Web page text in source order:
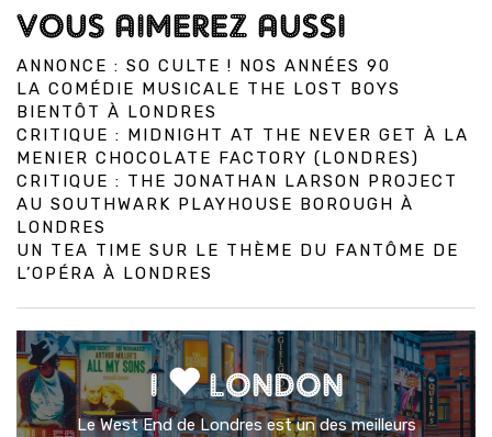
VOUS AIMEREZ AUSSI
ANNONCE : SO CULTE ! NOS ANNÉES 90
LA COMÉDIE MUSICALE THE LOST BOYS
BIENTÔT À LONDRES
CRITIQUE : MIDNIGHT AT THE NEVER GET À LA
MENIER CHOCOLATE FACTORY (LONDRES)
CRITIQUE : THE JONATHAN LARSON PROJECT
AU SOUTHWARK PLAYHOUSE BOROUGH À
LONDRES
UN TEA TIME SUR LE THÈME DU FANTÔME DE
L’OPÉRA À LONDRES
I LONDON
Le West End de Londres est un des meilleurs